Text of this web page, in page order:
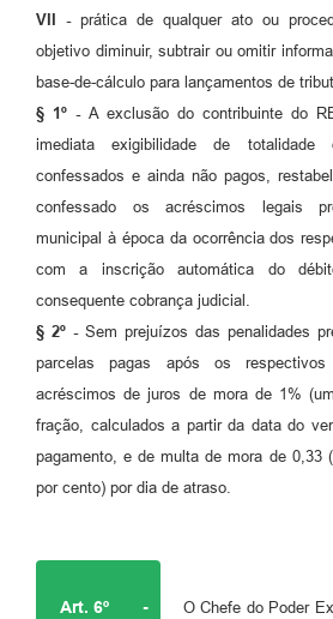
VII -prática de qualquer ato ou
objetivo diminuir, subtrair ou omitir
base-de-cálculo para lançamentos de
§ 1º -A exclusão do contribuinte do
imediata exigibilidade de totalidade
confessados e ainda não pagos,
confessado os acréscimos legais
municipal à época da ocorrência dos
com a inscrição automática do
consequente cobrança judicial.
§ 2º -Sem prejuízos das penalidades
parcelas pagas após os respectivos
acréscimos de juros de mora de 1%
fração, calculados a partir da data do
pagamento, e de multa de mora de 0,33
por cento) por dia de atraso.
Art. 6º - O Chefe do Poder